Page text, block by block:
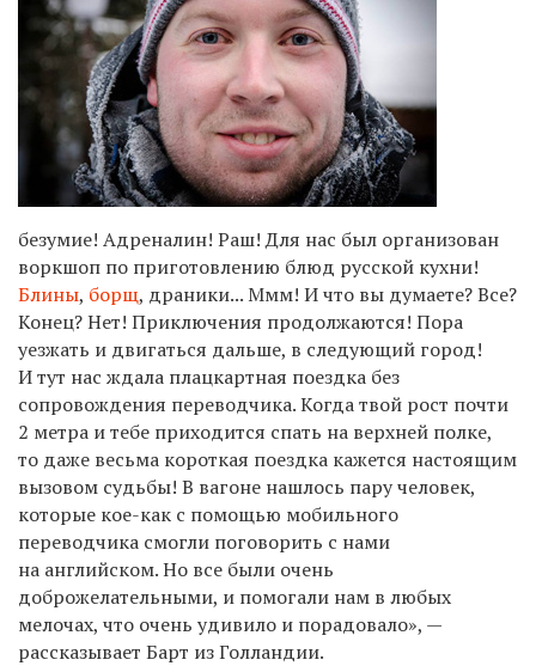
безумие! Адреналин! Раш! Для нас был организован
воркшоп по приготовлению блюд русской кухни!
Блины, борщ, драники... Ммм! И что вы думаете? Все?
Конец? Нет! Приключения продолжаются! Пора
уезжать и двигаться дальше, в следующий город!
И тут нас ждала плацкартная поездка без
сопровождения переводчика. Когда твой рост почти
2 метра и тебе приходится спать на верхней полке,
то даже весьма короткая поездка кажется настоящим
вызовом судьбы! В вагоне нашлось пару человек,
которые кое-как с помощью мобильного
переводчика смогли поговорить с нами
на английском. Но все были очень
доброжелательными, и помогали нам в любых
мелочах, что очень удивило и порадовало», —
рассказывает Барт из Голландии.